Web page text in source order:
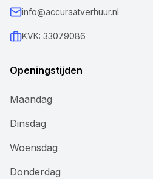
info@accuraatverhuur.nl
KVK: 33079086
Openingstijden
Maandag
Dinsdag
Woensdag
Donderdag